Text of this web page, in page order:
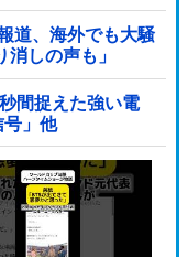
道、海外でも大騒
しの声も」
う価値があ...
間捉えた強い電
」他